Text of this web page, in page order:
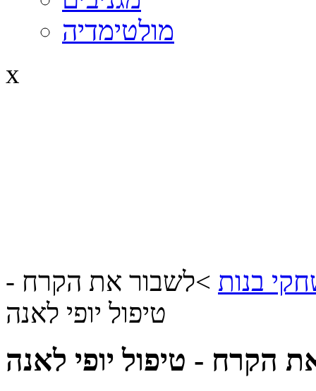
מולטימדיה
x
בנות >לשבור את הקרח -
טיפול יופי לאנה
הקרח - טיפול יופי לאנה